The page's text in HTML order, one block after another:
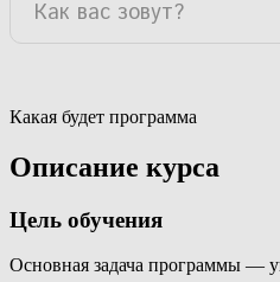
Какая будет программа
Описание курса
Цель обучения
Основная задача программы —